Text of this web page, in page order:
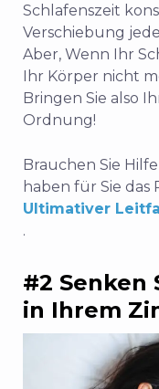
Schlafenszeit
Verschiebung
Aber, Wenn Ihr
Ihr Körper nicht
Bringen Sie also
Ordnung!
Brauchen Sie
haben für Sie das
Ultimativer
.
#2 Senken
in Ihrem